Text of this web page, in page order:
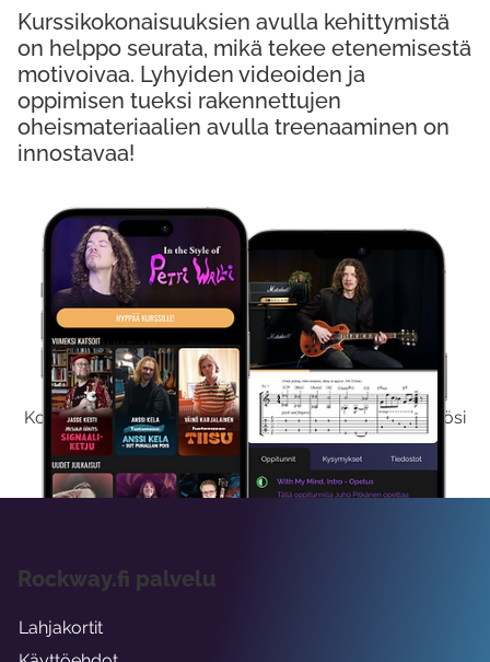
Kokeile Ilmaiseksi
Kokeilemalla ilmaiseksi saat koko sisältömme käyttöösi
viikon ajaksi.
Kurssikokonaisuuksien avulla kehittymistä
on helppo seurata, mikä tekee etenemisestä
motivoivaa. Lyhyiden videoiden ja
oppimisen tueksi rakennettujen
oheismateriaalien avulla treenaaminen on
innostavaa!
Rockway.fi palvelu
Lahjakortit